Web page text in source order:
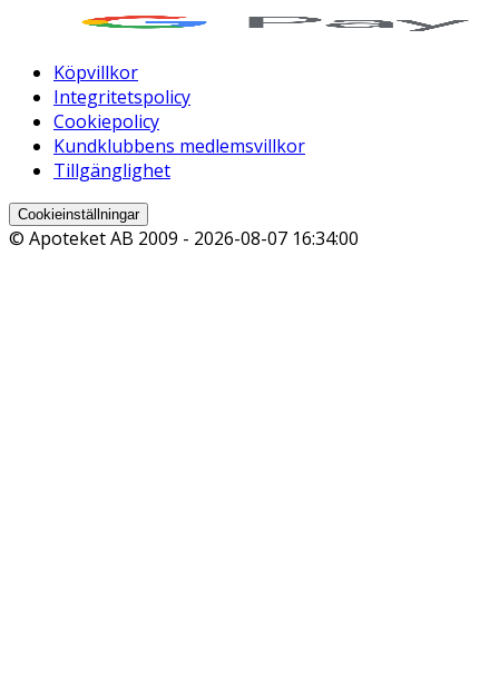
Köpvillkor
Integritetspolicy
Cookiepolicy
Kundklubbens medlemsvillkor
Tillgänglighet
Cookieinställningar
© Apoteket AB 2009 - 2026-08-07 16:34:00